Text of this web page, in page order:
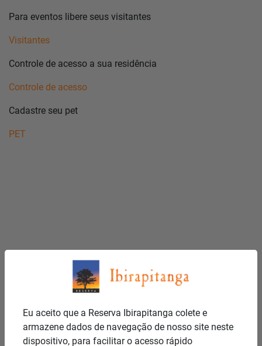
Para eventos libere seus visitantes
Visitantes
Controle de acesso a sua residência
Controle de acesso
Cadastre seu pet
PET
Eu aceito que a Reserva Ibirapitanga colete e
armazene dados de navegação de nosso site neste
dispositivo, para facilitar o acesso rápido